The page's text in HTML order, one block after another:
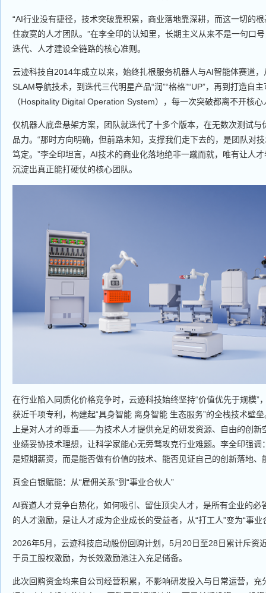
“AI行业没有捷径，技术突破靠积累，商业落地靠深耕，而这一切的
住寂寞的人才团队。”在李全印的认知里，长期主义从来不是一句口
迭代、人才建设全链路的核心准则。
云迹科技自2014年成立以来，始终扎根服务机器人与AI智能体赛道
SLAM导航技术，到迭代三代明星产品“润”“格格”“UP”，再到打造自
（Hospitality Digital Operation System），每一次突破都离不开核
仅机器人底盘悬架方案，团队就迭代了十多个版本，在无数次测试与
品力。“那时方向明确，但前路未知，支撑我们走下去的，是团队对
笃定。”李全印坦言，AI技术的商业化落地绝非一蹴而就，唯有让人
沉淀出真正能打硬仗的核心团队。
在行业陷入同质化价格竞争时，云迹科技始终坚持“价值优先于规模”
获近千项专利，构建起“具身智能 离身智能 生态服务”的全栈技术壁
上是对人才的尊重——为技术人才提供充足的研发资源、自由的创新
业绩妥协技术理想，让科学家能心无旁骛攻克行业难题。李全印强调
是短期薪资，而是能否做有价值的技术、能否见证自己的创新落地、
真金白银赋能：从“雇佣关系”到“事业合伙人”
AI赛道人才竞争白热化，如何吸引、留住顶尖人才，是所有企业的必
的人才激励，是让人才成为企业成长的受益者，从“打工人”变为“事业
2026年5月，云迹科技启动股份回购计划，5月20日至28日累计斥资
于员工股权激励，为长效激励池注入充足储备。
此次回购资金均来自公司经营积累，不影响研发投入与日常运营，充